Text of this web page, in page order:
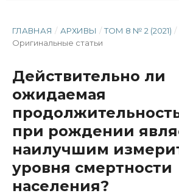
ГЛАВНАЯ / АРХИВЫ / ТОМ 8 № 2 (2021) /
Оригинальные статьи
Действительно ли
ожидаемая
при рождении
наилучшим
уровня смертности
населения?